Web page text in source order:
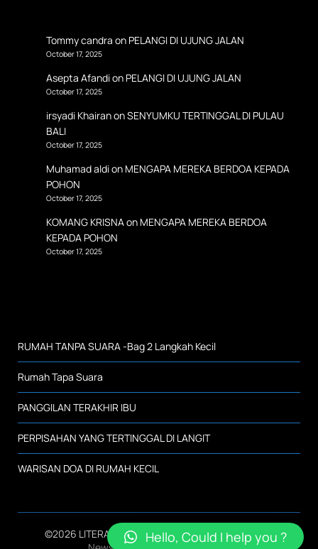
Tommy candra on PELANGI DI UJUNG JALAN
October 17, 2025
Asepta Afandion PELANGI DI UJUNG JALAN
October 17, 2025
irsyadi KhairanonSENYUMKU TERTINGGAL DI PULAU
BALI
October 17, 2025
Muhamad aldion MENGAPA MEREKA BERDOA KEPADA
POHON
October 17, 2025
KOMANG KRISNAon MENGAPA MEREKA BERDOA
KEPADA POHON
October 17, 2025
RUMAH TANPA SUARA -Bag 2 Langkah Kecil
Rumah Tapa Suara
PANGGILAN TERAKHIR IBU
PERPISAHAN YANG TERTINGGAL DI LANGIT
WARISAN DOA DI RUMAH KECIL
©2026 LITERASI SMK NEGERI 2 KALIANDA| Design:
Hello, Could I help you ?